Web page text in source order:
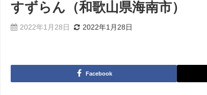
すずらん（和歌山県海南市）
2022年1月28日 2022年1月28日
Facebook